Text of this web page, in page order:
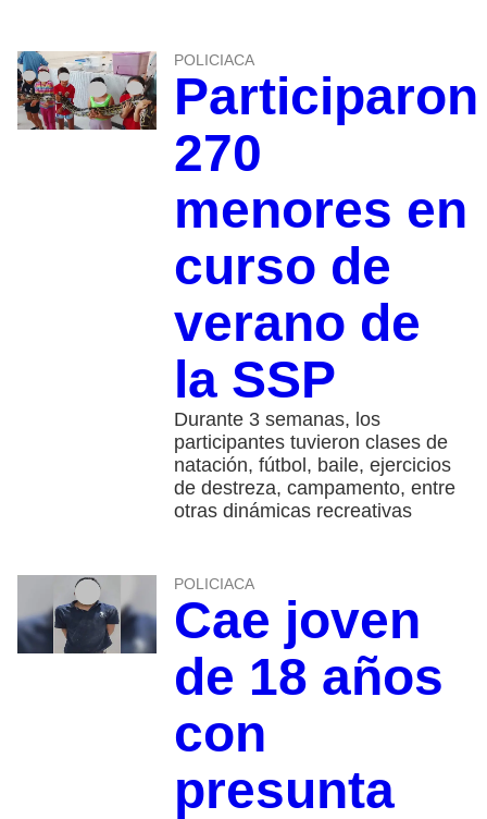
POLICIACA
Participaron
270
menores en
curso de
verano de
la SSP
Durante 3 semanas, los
participantes tuvieron clases de
natación, fútbol, baile, ejercicios
de destreza, campamento, entre
otras dinámicas recreativas
POLICIACA
Cae joven
de 18 años
con
presunta